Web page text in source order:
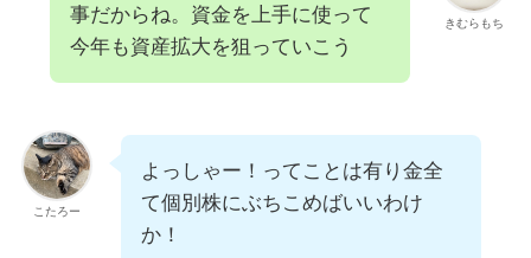
きむらもち
事だからね。資金を上手に使って
今年も資産拡大を狙っていこう
こたろー
よっしゃー！ってことは有り金全
て個別株にぶちこめばいいわけ
か！